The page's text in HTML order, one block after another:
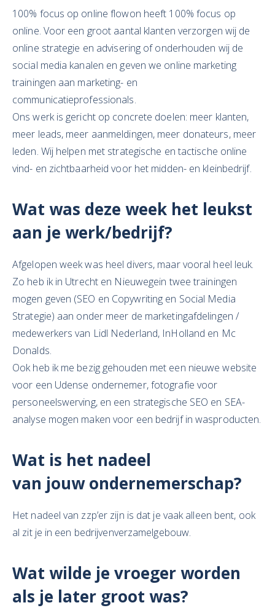
100% focus op online flowon heeft 100% focus op
online. Voor een groot aantal klanten verzorgen wij de
online strategie en advisering of onderhouden wij de
social media kanalen en geven we online marketing
trainingen aan marketing- en
communicatieprofessionals.
Ons werk is gericht op concrete doelen: meer klanten,
meer leads, meer aanmeldingen, meer donateurs, meer
leden. Wij helpen met strategische en tactische online
vind- en zichtbaarheid voor het midden- en kleinbedrijf.
Wat was deze week het leukst
aan je werk/bedrijf?
Afgelopen week was heel divers, maar vooral heel leuk.
Zo heb ik in Utrecht en Nieuwegein twee trainingen
mogen geven (SEO en Copywriting en Social Media
Strategie) aan onder meer de marketingafdelingen /
medewerkers van Lidl Nederland, InHolland en Mc
Donalds.
Ook heb ik me bezig gehouden met een nieuwe website
voor een Udense ondernemer, fotografie voor
personeelswerving, en een strategische SEO en SEA-
analyse mogen maken voor een bedrijf in wasproducten.
Wat is het nadeel
van jouwondernemerschap?
Het nadeel van zzp’er zijn is dat je vaak alleen bent, ook
al zit je in een bedrijvenverzamelgebouw.
Wat wilde je vroeger worden
als je later groot was?